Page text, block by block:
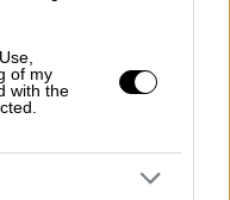
of my
with the
και προφανώς θα
είπε ότι ο
«
ότι άθελά του